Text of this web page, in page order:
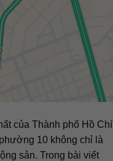
của Thành phố Hồ Chí
10 không chỉ là
sản. Trong bài viết